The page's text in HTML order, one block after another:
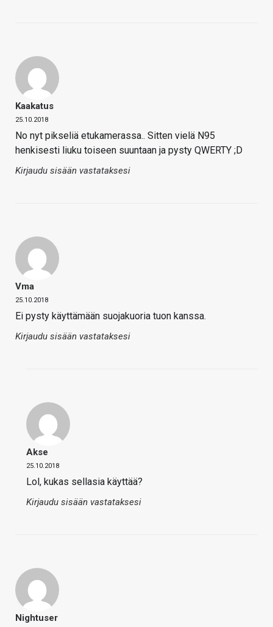
Kaakatus
25.10.2018
No nyt pikseliä etukamerassa.. Sitten vielä N95
henkisesti liuku toiseen suuntaan ja pysty QWERTY ;D
Kirjaudu sisään vastataksesi
Vma
25.10.2018
Ei pysty käyttämään suojakuoria tuon kanssa.
Kirjaudu sisään vastataksesi
Akse
25.10.2018
Lol, kukas sellasia käyttää?
Kirjaudu sisään vastataksesi
Nightuser